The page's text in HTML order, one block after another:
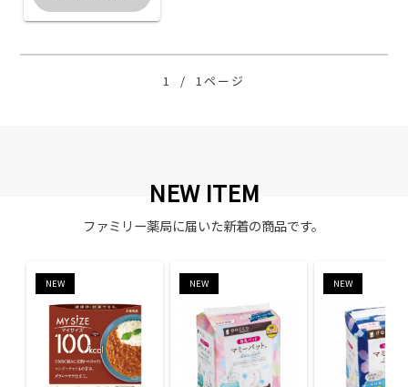
1 / 1ページ
NEW ITEM
ファミリー薬局に届いた新着の商品です。
NEW NEW NEW